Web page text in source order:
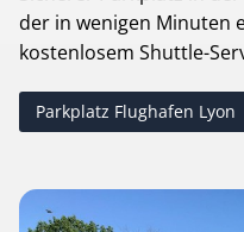
der in wenigen Minuten
kostenlosem Shuttle-
Parkplatz Flughafen Lyon